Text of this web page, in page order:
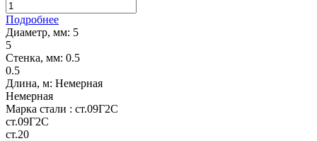
Подробнее
Диаметр, мм: 5
5
Стенка, мм: 0.5
0.5
Длина, м: Немерная
Немерная
Марка стали : ст.09Г2С
ст.09Г2С
ст.20